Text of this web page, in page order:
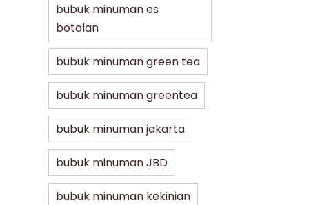
bubuk minuman es
botolan
bubuk minuman green tea
bubuk minuman greentea
bubuk minuman jakarta
bubuk minuman JBD
bubuk minuman kekinian